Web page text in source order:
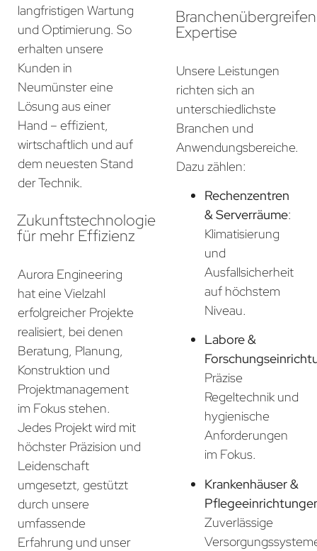
langfristigen Wartung
und Optimierung. So
erhalten unsere
Kunden in
Neumünster eine
Lösung aus einer
Hand – effizient,
wirtschaftlich und auf
dem neuesten Stand
der Technik.
Zukunftstechnologie
für mehr Effizienz
Aurora Engineering
hat eine Vielzahl
erfolgreicher Projekte
realisiert, bei denen
Beratung, Planung,
Konstruktion und
Projektmanagement
im Fokus stehen.
Jedes Projekt wird mit
höchster Präzision und
Leidenschaft
umgesetzt, gestützt
durch unsere
umfassende
Erfahrung und unser
Expertise
Unsere Leistungen
richten sich an
unterschiedlichste
Branchen und
Anwendungsbereiche.
Dazu zählen:
Rechenzentren
& Serverräume:
Klimatisierung
und
Ausfallsicherheit
auf höchstem
Niveau.
Labore &
Präzise
Regeltechnik und
hygienische
Anforderungen
im Fokus.
Krankenhäuser &
Zuverlässige